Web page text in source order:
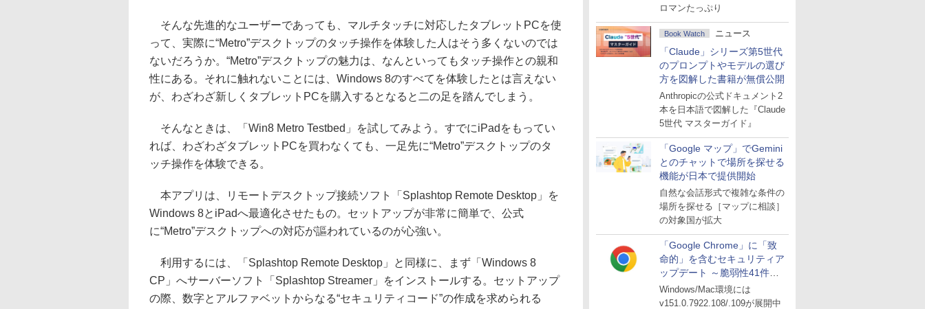
ロマンたっぷり
Book Watch ニュース
「Claude」シリーズ第5世代
のプロンプトやモデルの選び
方を図解した書籍が無償公開
Anthropicの公式ドキュメント2
本を日本語で図解した『Claude
5世代 マスターガイド』
「Google マップ」でGemini
とのチャットで場所を探せる
機能が日本で提供開始
自然な会話形式で複雑な条件の
場所を探せる［マップに相談］
の対象国が拡大
「Google Chrome」に「致
命的」を含むセキュリティア
ップデート ～脆弱性41件に
対処
Windows/Mac環境には
v151.0.7922.108/.109が展開中
そんな先進的なユーザーであっても、マルチタッチに対応したタブレットPCを使
って、実際に“Metro”デスクトップのタッチ操作を体験した人はそう多くないのでは
ないだろうか。“Metro”デスクトップの魅力は、なんといってもタッチ操作との親和
性にある。それに触れないことには、Windows 8のすべてを体験したとは言えない
が、わざわざ新しくタブレットPCを購入するとなると二の足を踏んでしまう。
そんなときは、「Win8 Metro Testbed」を試してみよう。すでにiPadをもってい
れば、わざわざタブレットPCを買わなくても、一足先に“Metro”デスクトップのタ
ッチ操作を体験できる。
本アプリは、リモートデスクトップ接続ソフト「Splashtop Remote Desktop」を
Windows 8とiPadへ最適化させたもの。セットアップが非常に簡単で、公式
に“Metro”デスクトップへの対応が謳われているのが心強い。
利用するには、「Splashtop Remote Desktop」と同様に、まず「Windows 8
CP」へサーバーソフト「Splashtop Streamer」をインストールする。セットアップ
の際、数字とアルファベットからなる“セキュリティコード”の作成を求められる